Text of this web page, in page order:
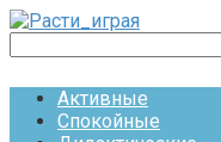
Перейти
контенту
Активные
Спокойные